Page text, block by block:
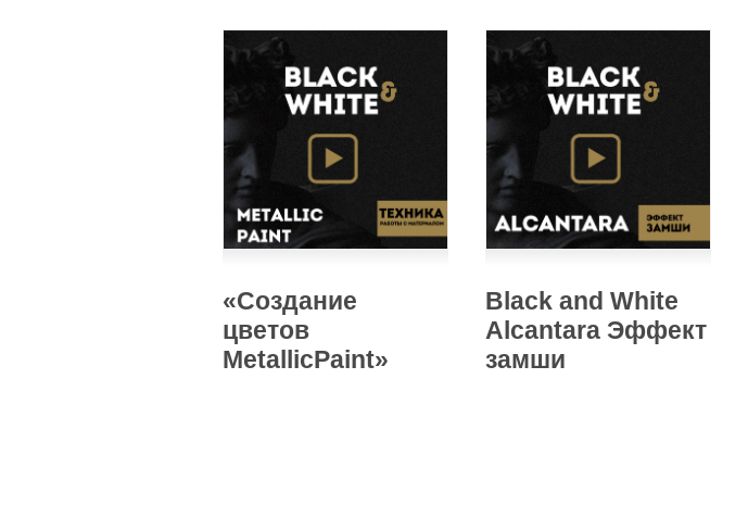
«Создание
цветов
MetallicPaint»
Black and White
Alcantara Эффект
замши